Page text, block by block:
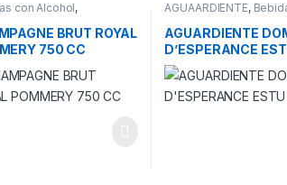
con Alcohol,
BRUT ROYAL
750 CC
AGUAARDIENTE,
AGUARDIENTE
D’ESPERANCE